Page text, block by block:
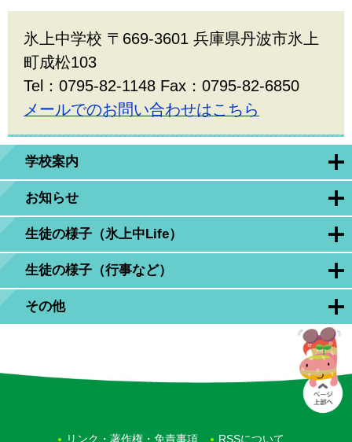
学校案内
お知らせ
生徒の様子（氷上中Life）
生徒の様子（行事など）
その他
氷上中学校 〒669-3601 兵庫県丹波市氷上
町成松103
Tel：0795-82-1148 Fax：0795-82-6850
メールでのお問い合わせはこちら
リンク・著作権・免責事項 RSSについて